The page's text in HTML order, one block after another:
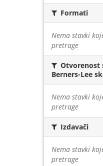
Formati
Nema stavki
pretrage
Otvorenost
Berners-Lee
Nema stavki
pretrage
Izdavači
Nema stavki
pretrage